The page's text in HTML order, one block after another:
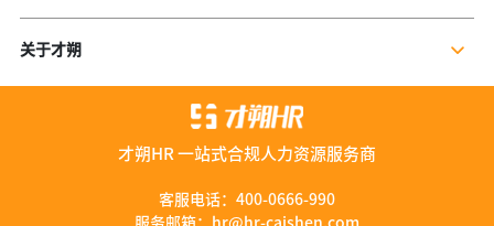
残保金规划
行业干货
关于才朔
才朔HR 一站式合规人力资源服务商
客服电话： 400-0666-990